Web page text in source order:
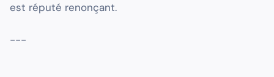
est réputé renonçant.
---